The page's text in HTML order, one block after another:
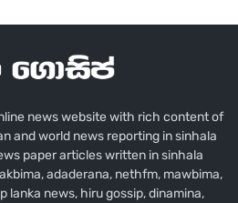
news website with rich content of
and world news reporting in sinhala
paper articles written in sinhala
adaderana, nethfm, mawbima,
lanka news, hiru gossip, dinamina,